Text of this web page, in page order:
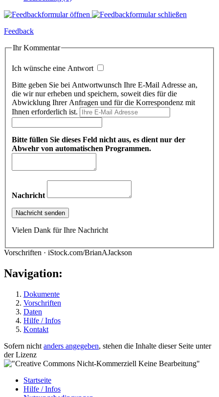
Feedback
Ihr Kommentar
Ich wünsche eine Antwort
Bitte geben Sie bei Antwortwunsch Ihre E-Mail Adresse an,
die wir nur erheben und speichern, soweit dies für die
Abwicklung Ihrer Anfragen und für die Korrespondenz mit
Ihnen erforderlich ist.
Bitte füllen Sie dieses Feld nicht aus, es dient nur der
Abwehr von automatischen Programmen.
Nachricht
Vielen Dank für Ihre Nachricht
Vorschriften · iStock.com/BrianAJackson
Navigation:
Dokumente
Vorschriften
Daten
Hilfe / Infos
Kontakt
Sofern nicht anders angegeben, stehen die Inhalte dieser Seite unter
der Lizenz
Startseite
Hilfe / Infos